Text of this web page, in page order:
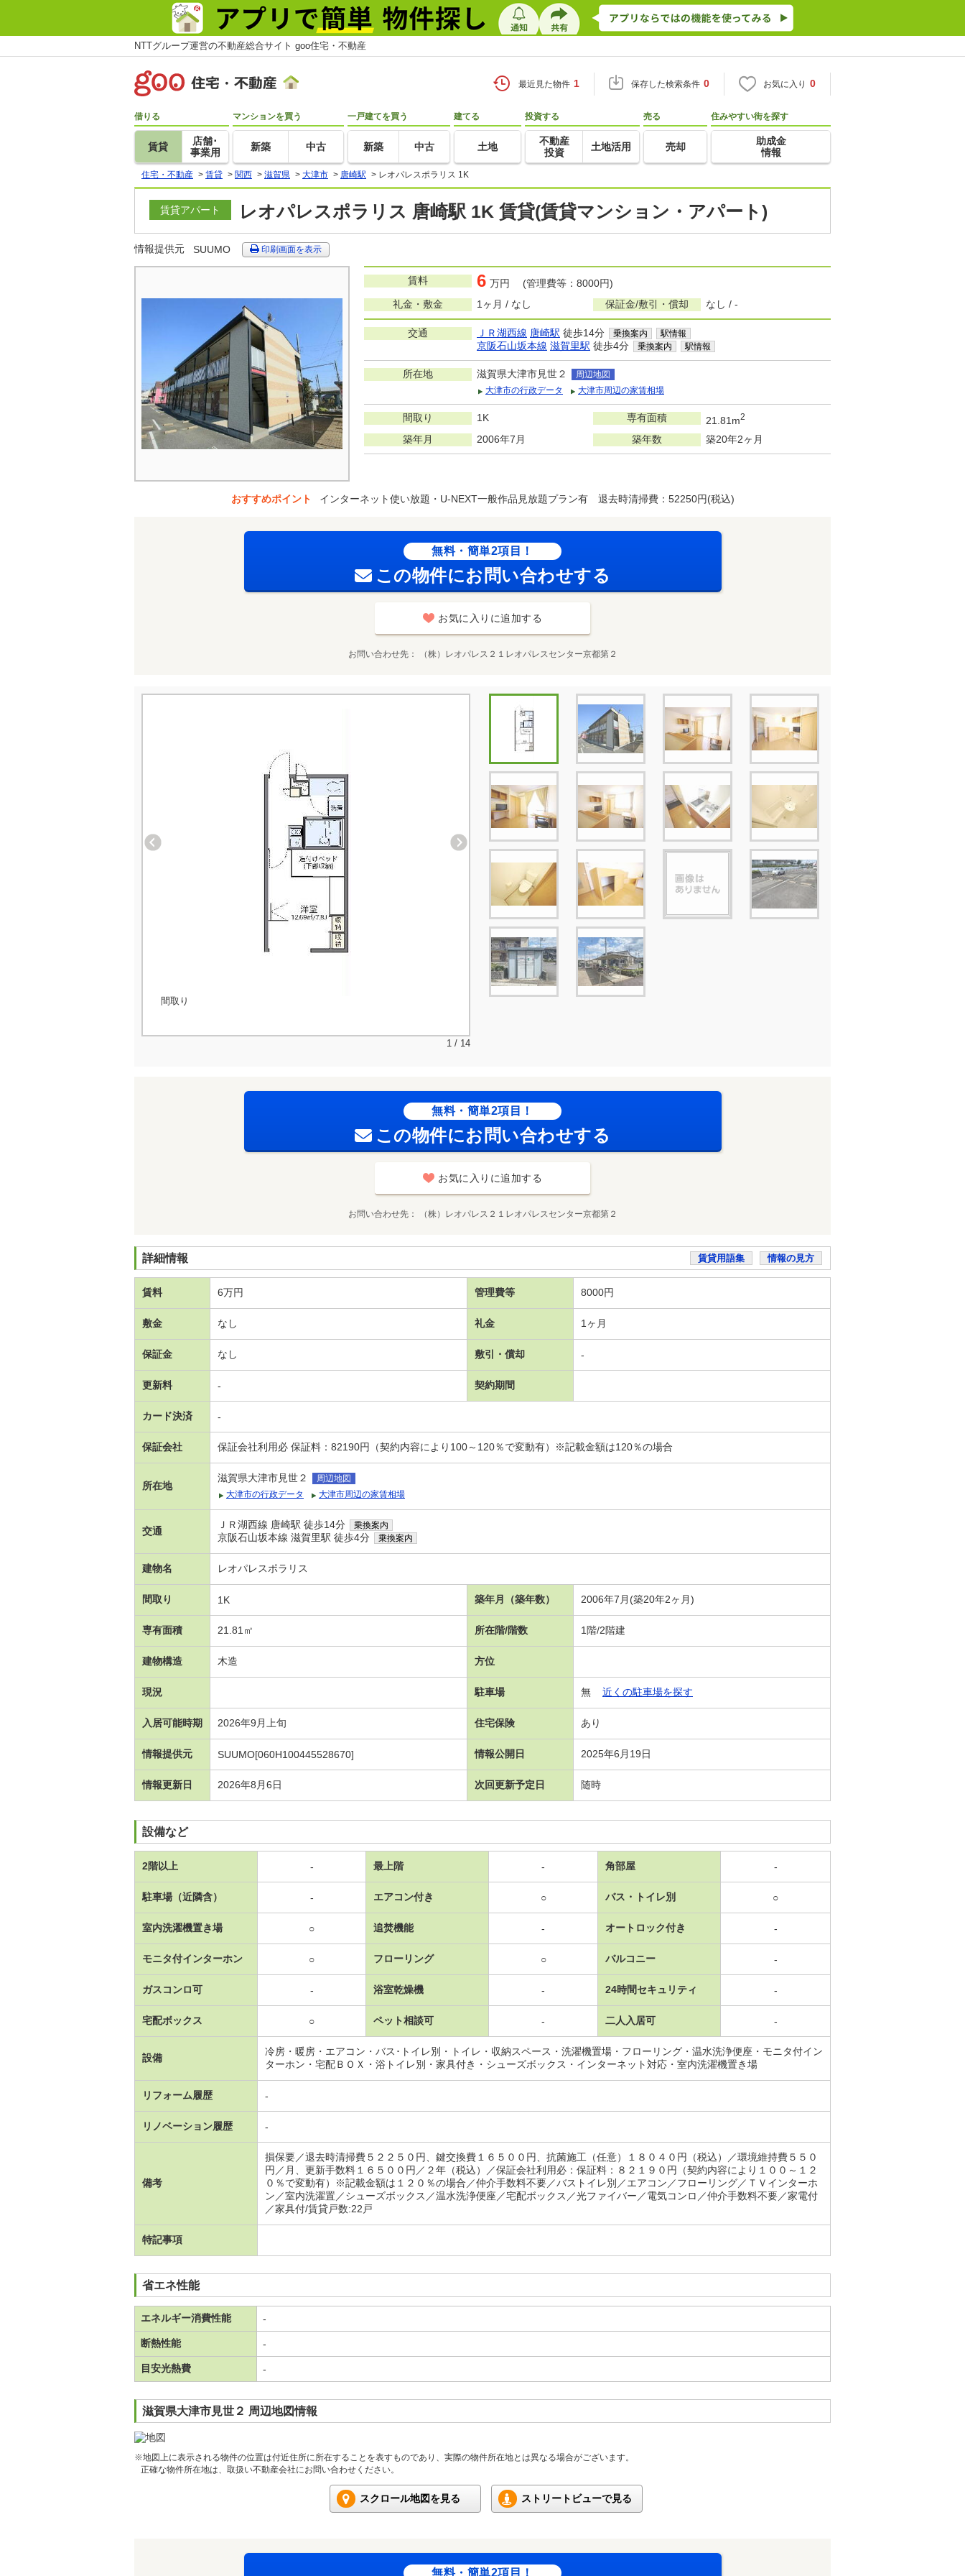
NTTグループ運営の不動産総合サイト goo住宅・不動産
最近見た物件 1 保存した検索条件 0 お気に入り 0
借りる
賃貸
店舗･
事業用
マンションを買う
新築 中古
一戸建てを買う
新築 中古
建てる
土地
投資する
不動産
投資
土地活用
売る
売却
住みやすい街を探す
助成金
情報
住宅・不動産 > 賃貸 > 関西 > 滋賀県 > 大津市 > 唐崎駅 > レオパレスポラリス 1K
賃貸アパート レオパレスポラリス 唐崎駅 1K 賃貸(賃貸マンション・アパート)
情報提供元 SUUMO 印刷画面を表示
賃料 6 万円 (管理費等：8000円)
礼金・敷金
1ヶ月 / なし 保証金/敷引・償却 なし / -
交通 ＪＲ湖西線 唐崎駅 徒歩14分 乗換案内 駅情報
京阪石山坂本線 滋賀里駅 徒歩4分 乗換案内 駅情報
所在地 滋賀県大津市見世２
周辺地図
大津市の行政データ
大津市周辺の家賃相場
間取り 1K 専有面積 21.81m2
築年月 2006年7月 築年数 築20年2ヶ月
おすすめポイント インターネット使い放題・U-NEXT一般作品見放題プラン有 退去時清掃費：52250円(税込)
無料・簡単2項目！
この物件にお問い合わせする
お気に入りに追加する
お問い合わせ先 （株）レオパレス２１レオパレスセンター京都第２
間取り
1 / 14
無料・簡単2項目！
この物件にお問い合わせする
お気に入りに追加する
お問い合わせ先 （株）レオパレス２１レオパレスセンター京都第２
詳細情報 賃貸用語集 情報の見方
賃料 6万円 管理費等 8000円
敷金 なし 礼金 1ヶ月
保証金 なし 敷引・償却 -
更新料 - 契約期間
カード決済 -
保証会社 保証会社利用必 保証料：82190円（契約内容により100～120％で変動有）※記載金額は120％の場合
所在地
滋賀県大津市見世２
周辺地図
大津市の行政データ
大津市周辺の家賃相場
交通
ＪＲ湖西線 唐崎駅 徒歩14分 乗換案内
京阪石山坂本線 滋賀里駅 徒歩4分 乗換案内
建物名 レオパレスポラリス
間取り 1K 築年月（築年数） 2006年7月(築20年2ヶ月)
専有面積 21.81㎡ 所在階/階数 1階/2階建
建物構造 木造 方位
現況 駐車場 無 近くの駐車場を探す
入居可能時期 2026年9月上旬 住宅保険 あり
情報提供元 SUUMO[060H100445528670] 情報公開日 2025年6月19日
情報更新日 2026年8月6日 次回更新予定日 随時
設備など
2階以上 - 最上階 - 角部屋 -
駐車場（近隣含） - エアコン付き ○ バス・トイレ別 ○
室内洗濯機置き場 ○ 追焚機能 - オートロック付き -
モニタ付インターホン ○ フローリング ○ バルコニー -
ガスコンロ可 - 浴室乾燥機 - 24時間セキュリティ -
宅配ボックス ○ ペット相談可 - 二人入居可 -
設備
冷房・暖房・エアコン・バス･トイレ別・トイレ・収納スペース・洗濯機置場・フローリング・温水洗浄便座・モニタ付イン
ターホン・宅配ＢＯＸ・浴トイレ別・家具付き・シューズボックス・インターネット対応・室内洗濯機置き場
リフォーム履歴 -
リノベーション履歴 -
備考
損保要／退去時清掃費５２２５０円、鍵交換費１６５００円、抗菌施工（任意）１８０４０円（税込）／環境維持費５５０
円／月、更新手数料１６５００円／２年（税込）／保証会社利用必：保証料：８２１９０円（契約内容により１００～１２
０％で変動有）※記載金額は１２０％の場合／仲介手数料不要／バストイレ別／エアコン／フローリング／ＴＶインターホ
ン／室内洗濯置／シューズボックス／温水洗浄便座／宅配ボックス／光ファイバー／電気コンロ／仲介手数料不要／家電付
／家具付/賃貸戸数:22戸
特記事項
省エネ性能
エネルギー消費性能 -
断熱性能 -
目安光熱費 -
滋賀県大津市見世２ 周辺地図情報
※地図上に表示される物件の位置は付近住所に所在することを表すものであり、実際の物件所在地とは異なる場合がございます。
正確な物件所在地は、取扱い不動産会社にお問い合わせください。
スクロール地図を見る ストリートビューで見る
無料・簡単2項目！